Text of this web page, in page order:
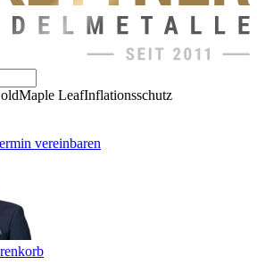
Maple LeafInflationsschutz
vereinbaren